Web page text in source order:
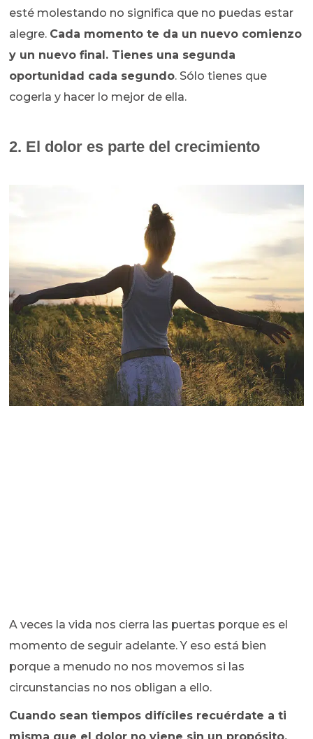
esté molestando no significa que no puedas estar
alegre. Cada momento te da un nuevo comienzo
y un nuevo final. Tienes una segunda
oportunidad cada segundo. Sólo tienes que
cogerla y hacer lo mejor de ella.
2. El dolor es parte del crecimiento
A veces la vida nos cierra las puertas porque es el
momento de seguir adelante. Y eso está bien
porque a menudo no nos movemos si las
circunstancias no nos obligan a ello.
Cuando sean tiempos difíciles recuérdate a ti